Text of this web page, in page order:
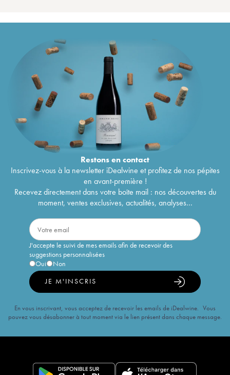
Restons encontact
Inscrivez-vous à la newsletter iDealwine et profitez de nos pépites
en avant-première !
Recevez directement dans votre boîte mail : nos découvertes du
moment, ventes exclusives, actualités, analyses...
J'accepte le suivi de mes emails afin de recevoir des
suggestions personnalisées
Oui
Non
JE M'INSCRIS
En vous inscrivant, vous acceptez de recevoir les emails de iDealwine. Vous
pouvez vous désabonner à tout moment via le lien présent dans chaque message.